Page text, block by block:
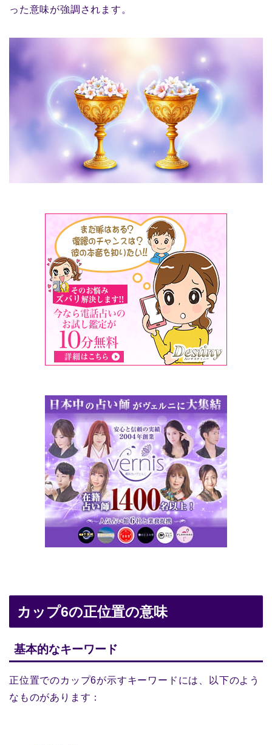
った意味が強調されます。
カップ6の正位置の意味
基本的なキーワード
正位置でのカップ6が示すキーワードには、以下のよう
なものがあります：